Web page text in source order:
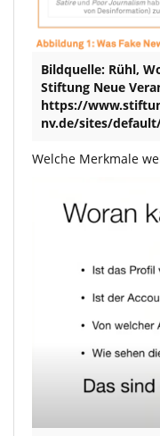
Bildquelle: Rühl,
Stiftung Neue
https://
nv.de/sites/
Welche Merkmale